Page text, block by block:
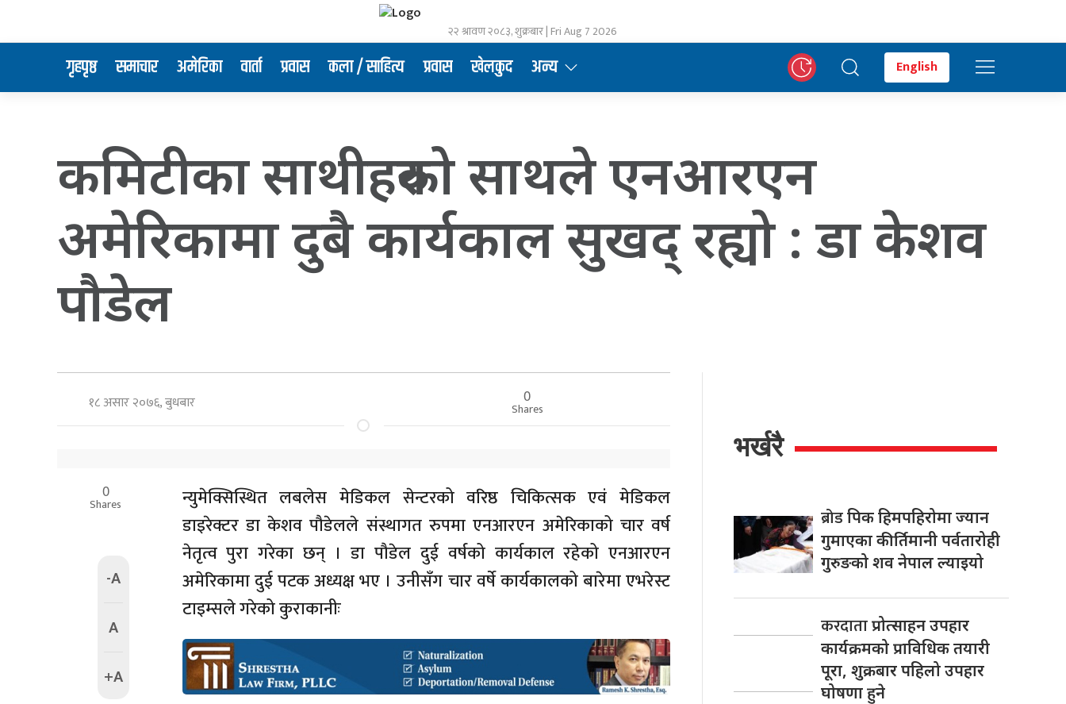
२२ श्रावण २०८३, शुक्रबार | Fri Aug 7 2026
गृहपृष्ठ समाचार अमेरिका वार्ता प्रवास कला / साहित्य प्रवास खेलकुद अन्य English
कमिटीका साथीहरुको साथले एनआरएन
अमेरिकामा दुबै कार्यकाल सुखद् रह्यो : डा केशव
पौडेल
१८ असार २०७६, बुधबार 0
Shares
0
Shares
-A
A
+A
न्युमेक्सिस्थित लबलेस मेडिकल सेन्टरको वरिष्ठ चिकित्सक एवं मेडिकल
डाइरेक्टर डा केशव पौडेलले संस्थागत रुपमा एनआरएन अमेरिकाको चार वर्ष
नेतृत्व पुरा गरेका छन् । डा पौडेल दुई वर्षको कार्यकाल रहेको एनआरएन
अमेरिकामा दुई पटक अध्यक्ष भए । उनीसँग चार वर्षे कार्यकालको बारेमा एभरेस्ट
टाइम्सले गरेको कुराकानीः
भर्खरै
ब्रोडपिक हिमपहिरोमा ज्यान
गुमाएका कीर्तिमानी पर्वतारोही
गुरुङको शव नेपाल ल्याइयो
करदाताप्रोत्साहन उपहार
कार्यक्रमको प्राविधिक तयारी
पूरा, शुक्रबार पहिलो उपहार
घोषणा हुने